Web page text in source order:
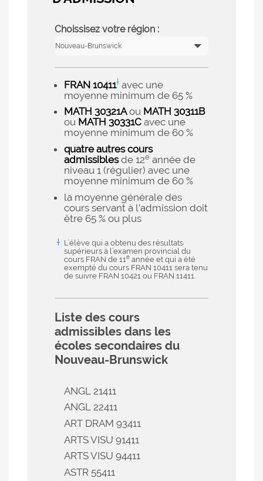
Choissisez votre région :
FRAN 10411† avec une
moyenne minimum de 65 %
MATH 30321Aou MATH 30311B
ou MATH 30331C avec une
moyenne minimum de 60 %
quatre autres cours
admissiblesde 12e année de
niveau 1 (régulier) avec une
moyenne minimum de 60 %
la moyenne générale des
cours servant à l’admission doit
être 65 % ou plus
L’élève qui a obtenu des résultats
supérieurs à l’examen provincial du
cours FRAN de 11e année et qui a été
exempté du cours FRAN 10411 sera tenu
de suivre FRAN 10421 ou FRAN 11411.
Liste des cours
admissibles dans les
écoles secondaires du
Nouveau-Brunswick
ANGL 21411
ANGL 22411
ART DRAM 93411
ARTS VISU 91411
ARTS VISU 94411
ASTR 55411